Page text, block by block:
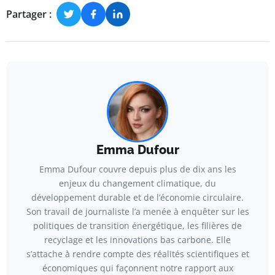
Partager :
Emma Dufour
Emma Dufour couvre depuis plus de dix ans les
enjeux du changement climatique, du
développement durable et de l’économie circulaire.
Son travail de journaliste l’a menée à enquêter sur les
politiques de transition énergétique, les filières de
recyclage et les innovations bas carbone. Elle
s’attache à rendre compte des réalités scientifiques et
économiques qui façonnent notre rapport aux